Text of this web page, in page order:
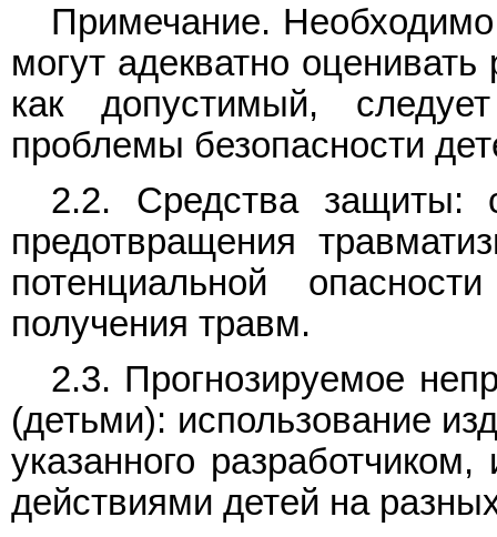
Примечание.
могут адекватно
как допустимый,
проблемы безопасности
2.2. Средства защиты:
предотвращения
потенциальной
получения травм.
2.3. Прогнозируемое
(детьми): использование
указанного
действиями детей на